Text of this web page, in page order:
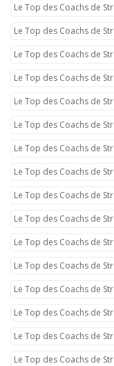
Le Top des Coachs de
Le Top des Coachs de
Le Top des Coachs de
Le Top des Coachs de
Le Top des Coachs de
Le Top des Coachs de
Le Top des Coachs de
Le Top des Coachs de
Le Top des Coachs de
Le Top des Coachs de
Le Top des Coachs de
Le Top des Coachs de
Le Top des Coachs de
Le Top des Coachs de
Le Top des Coachs de
Le Top des Coachs de